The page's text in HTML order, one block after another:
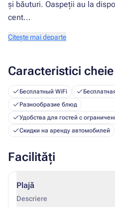
și băuturi. Oaspeții au la
cent...
Citește mai departe
Caracteristici cheie
Бесплатный WiFi
Разнообразие блюд
Удобства для гостей с
Скидки на аренду автомобилей
Facilități
Plajă
Descriere